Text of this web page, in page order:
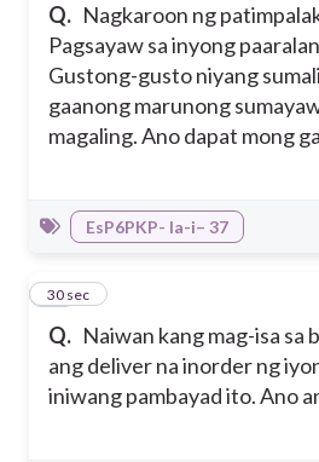
Q. Nagkaroon ng
Pagsayaw sa inyong
Gustong-gusto niyang
gaanong marunong
magaling. Ano dapat mong
EsP6PKP- Ia-i– 37
Q. Naiwan kang mag-isa sa
ang deliver na inorder ng
iniwang pambayad ito. Ano
36
30 sec